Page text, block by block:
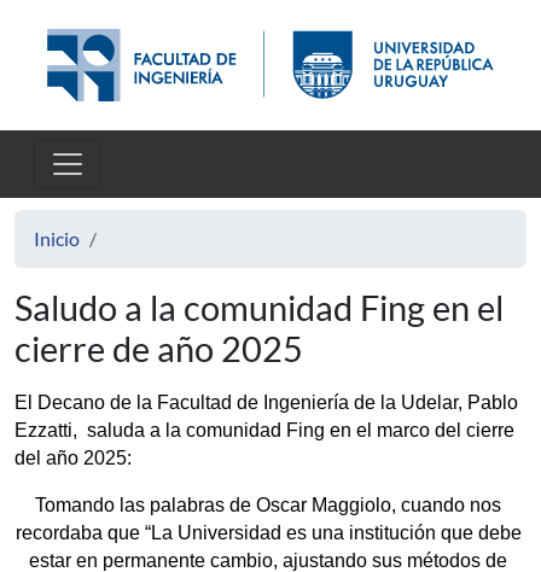
Inicio
Saludo a la comunidad Fing en el
cierre de año 2025
El Decano de la Facultad de Ingeniería de la Udelar, Pablo
Ezzatti,  saluda a la comunidad Fing en el marco del cierre
del año 2025:
Tomando las palabras de Oscar Maggiolo, cuando nos
recordaba que “La Universidad es una institución que debe
estar en permanente cambio, ajustando sus métodos de